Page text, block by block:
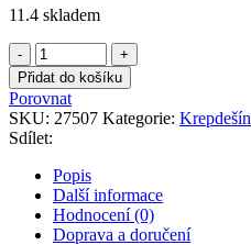
11.4 skladem
Krepdešín
smetanový
žakárový
s
"bublinkami"
s
modrým
květinovým
vzorem
množství
Přidat do košíku
Porovnat
SKU: 27507 Kategorie: Krepdešín
Sdílet:
Popis
Další informace
Hodnocení (0)
Doprava a doručení